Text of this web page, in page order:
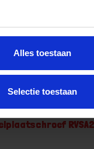
Alles toestaan
Selectie toestaan